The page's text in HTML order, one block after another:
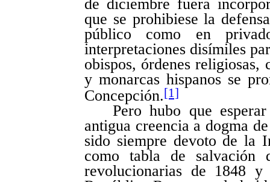
de diciembre fuera
que se prohibiese la
público como en
interpretaciones disímiles
obispos, órdenes religiosas,
y monarcas hispanos se
Concepción.[1]
Pero hubo que
antigua creencia a dogma
sido siempre devoto de la
como tabla de salvación
revolucionarias de 1848